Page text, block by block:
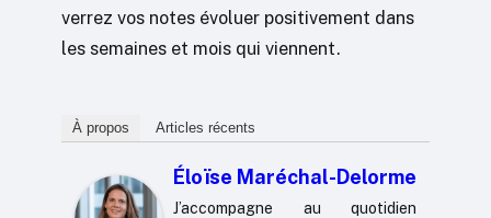
verrez vos notes évoluer positivement dans
les semaines et mois qui viennent.
À propos Articles récents
Éloïse Maréchal-Delorme
J’accompagne au quotidien